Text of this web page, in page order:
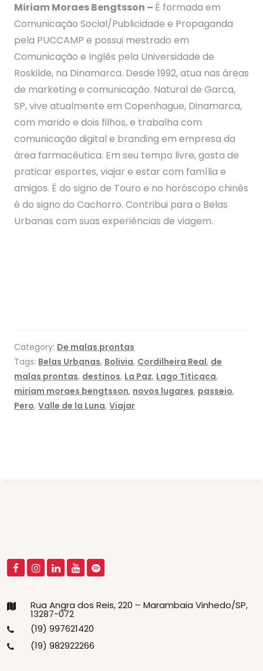
Miriam Moraes Bengtsson – É formada em
Comunicação Social/Publicidade e Propaganda
pela PUCCAMP e possui mestrado em
Comunicação e Inglês pela Universidade de
Roskilde, na Dinamarca. Desde 1992, atua nas áreas
de marketing e comunicação. Natural de Garca,
SP, vive atualmente em Copenhague, Dinamarca,
com marido e dois filhos, e trabalha com
comunicação digital e branding em empresa da
área farmacêutica. Em seu tempo livre, gosta de
praticar esportes, viajar e estar com família e
amigos. É do signo de Touro e no horóscopo chinês
é do signo do Cachorro. Contribui para o Belas
Urbanas com suas experiências de viagem.
Category: De malas prontas
Tags: Belas Urbanas, Bolivia, Cordilheira Real, de
malas prontas, destinos, La Paz, Lago Titicaca,
miriam moraes bengtsson, novos lugares, passeio,
Pero, Valle de la Luna, Viajar
Rua Angra dos Reis, 220 – Marambaia Vinhedo/SP,
13287-072
(19) 997621420
(19) 982922266